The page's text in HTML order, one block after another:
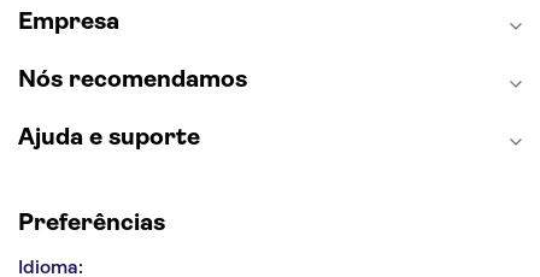
Estátua da Liberdade
Torre de Belém
Discovery Cove
Empresa
Nós recomendamos
Ajuda e suporte
Preferências
Idioma: